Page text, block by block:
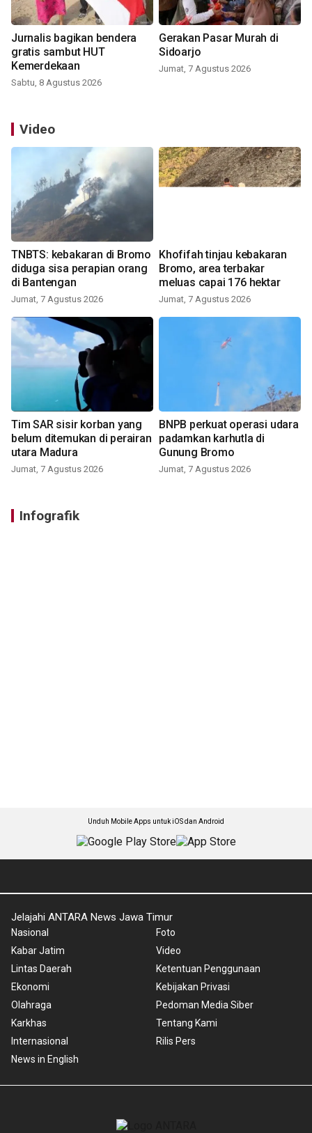
Jurnalis bagikan bendera
gratis sambut HUT
Kemerdekaan
Sabtu, 8 Agustus 2026
Gerakan Pasar Murah di
Sidoarjo
Jumat, 7 Agustus 2026
Video
TNBTS: kebakaran di Bromo
diduga sisa perapian orang
di Bantengan
Jumat, 7 Agustus 2026
Khofifah tinjau kebakaran
Bromo, area terbakar
meluas capai 176 hektar
Jumat, 7 Agustus 2026
Tim SAR sisir korban yang
belum ditemukan di perairan
utara Madura
Jumat, 7 Agustus 2026
BNPB perkuat operasi udara
padamkan karhutla di
Gunung Bromo
Jumat, 7 Agustus 2026
Infografik
Unduh Mobile Apps untuk iOS dan Android
Jelajahi ANTARA News Jawa Timur
Nasional
Kabar Jatim
Lintas Daerah
Ekonomi
Olahraga
Karkhas
Internasional
News in English
Foto
Video
Ketentuan Penggunaan
Kebijakan Privasi
Pedoman Media Siber
Tentang Kami
Rilis Pers